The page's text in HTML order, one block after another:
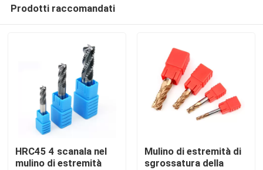
Prodotti raccomandati
HRC45 4 scanala nel
mulino di estremità
Mulino di estremità di
sgrossatura della